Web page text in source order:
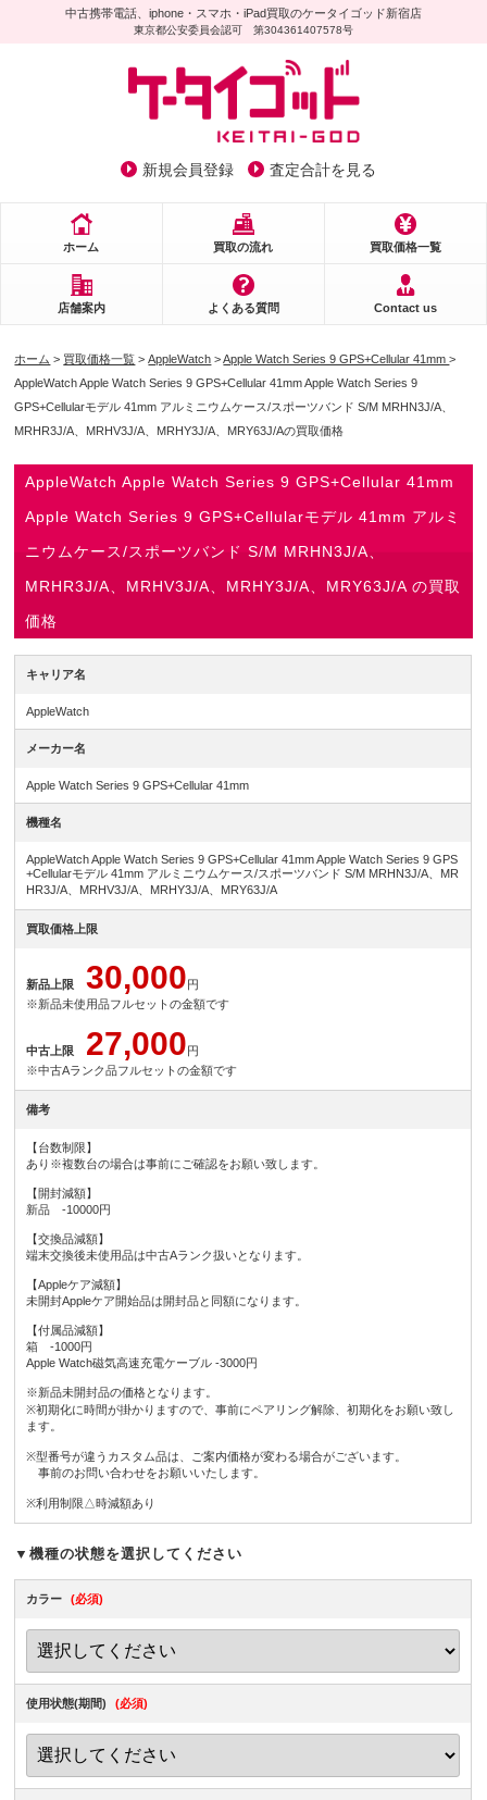
中古携帯電話、iphone・スマホ・iPad買取のケータイゴッド新宿店
東京都公安委員会認可 第304361407578号
新規会員登録 査定合計を見る
ホーム 買取の流れ 買取価格一覧
店舗案内 よくある質問 Contact us
ホーム > 買取価格一覧 >AppleWatch >Apple Watch Series 9 GPS+Cellular 41mm>
AppleWatch Apple Watch Series 9 GPS+Cellular 41mm Apple Watch Series 9
GPS+Cellularモデル 41mm アルミニウムケース/スポーツバンド S/M MRHN3J/A、
MRHR3J/A、MRHV3J/A、MRHY3J/A、MRY63J/Aの買取価格
AppleWatch Apple Watch Series 9 GPS+Cellular 41mm
Apple Watch Series 9 GPS+Cellularモデル 41mm アルミ
ニウムケース/スポーツバンド S/M MRHN3J/A、
MRHR3J/A、MRHV3J/A、MRHY3J/A、MRY63J/A の買取
価格
キャリア名
AppleWatch
メーカー名
Apple Watch Series 9 GPS+Cellular 41mm
機種名
AppleWatch Apple Watch Series 9 GPS+Cellular 41mm Apple Watch Series 9 GPS
+Cellularモデル 41mm アルミニウムケース/スポーツバンド S/M MRHN3J/A、MR
HR3J/A、MRHV3J/A、MRHY3J/A、MRY63J/A
買取価格上限
新品上限 30,000円
※新品未使用品フルセットの金額です
中古上限 27,000円
※中古Aランク品フルセットの金額です
備考
【台数制限】
あり※複数台の場合は事前にご確認をお願い致します。
【開封減額】
新品 -10000円
【交換品減額】
端末交換後未使用品は中古Aランク扱いとなります。
【Appleケア減額】
未開封Appleケア開始品は開封品と同額になります。
【付属品減額】
箱 -1000円
Apple Watch磁気高速充電ケーブル -3000円
※新品未開封品の価格となります。
※初期化に時間が掛かりますので、事前にペアリング解除、初期化をお願い致し
ます。
※型番号が違うカスタム品は、ご案内価格が変わる場合がございます。
事前のお問い合わせをお願いいたします。
※利用制限△時減額あり
▼機種の状態を選択してください
カラー (必須)
使用状態(期間) (必須)